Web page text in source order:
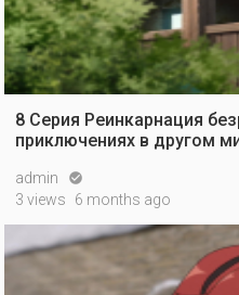
8 Серия Реинкарнация
приключениях в другом
admin 
3 views 6 months ago